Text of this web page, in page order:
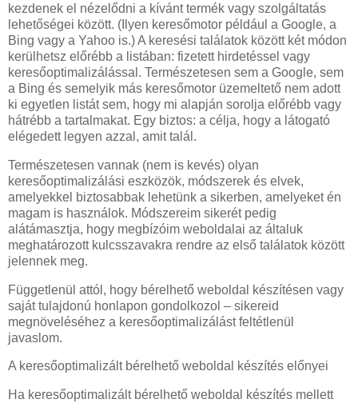
kezdenek el nézelődni a kívánt termék vagy szolgáltatás
lehetőségei között. (Ilyen keresőmotor például a Google, a
Bing vagy a Yahoo is.) A keresési találatok között két módon
kerülhetsz előrébb a listában: fizetett hirdetéssel vagy
keresőoptimalizálással. Természetesen sem a Google, sem
a Bing és semelyik más keresőmotor üzemeltető nem adott
ki egyetlen listát sem, hogy mi alapján sorolja előrébb vagy
hátrébb a tartalmakat. Egy biztos: a célja, hogy a látogató
elégedett legyen azzal, amit talál.
Természetesen vannak (nem is kevés) olyan
keresőoptimalizálási eszközök, módszerek és elvek,
amelyekkel biztosabbak lehetünk a sikerben, amelyeket én
magam is használok. Módszereim sikerét pedig
alátámasztja, hogy megbízóim weboldalai az általuk
meghatározott kulcsszavakra rendre az első találatok között
jelennek meg.
Függetlenül attól, hogy bérelhető weboldal készítésen vagy
saját tulajdonú honlapon gondolkozol – sikereid
megnöveléséhez a keresőoptimalizálást feltétlenül
javaslom.
A keresőoptimalizált bérelhető weboldal készítés előnyei
Ha keresőoptimalizált bérelhető weboldal készítés mellett